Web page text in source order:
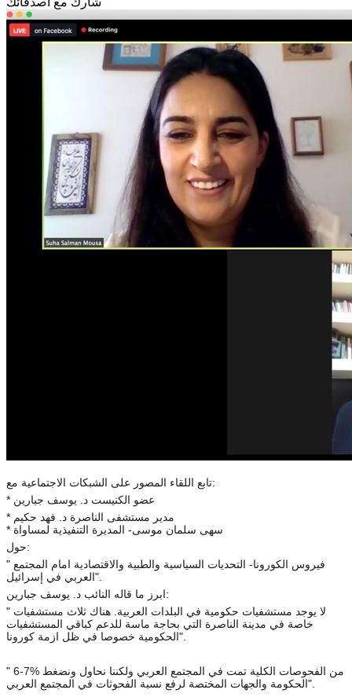
تابع اللقاء المصور على الشبكات الاجتماعية مع:
* عضو الكنيست د. يوسف جبارين
* مدير مستشفى الناصرة د. فهد حكيم
* سهى سلمان موسى- المديرة التنفيذية لمساواة
حول:
" فيروس الكورونا- التحديات السياسية والطبية والاقتصادية امام المجتمع
العربي في إسرائيل".
ابرز ما قاله النائب د. يوسف جبارين:
" لا يوجد مستشفيات حكومية في البلدات العربية. هناك ثلاث مستشفيات
خاصة في مدينة الناصرة التي بحاجة ماسة للدعم كباقي المستشفيات
الحكومية خصوصا في ظل ازمة كورونا".
" 6-7% من الفحوصات الكلية تمت في المجتمع العربي ولكننا نحاول ونضغط
الحكومة والجهات المختصة لرفع نسبة الفحوثات في المجتمع العربي".